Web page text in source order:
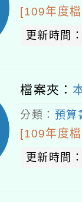
[109年度
更新時間
檔案夾：
分類： 預算
[109年度
更新時間